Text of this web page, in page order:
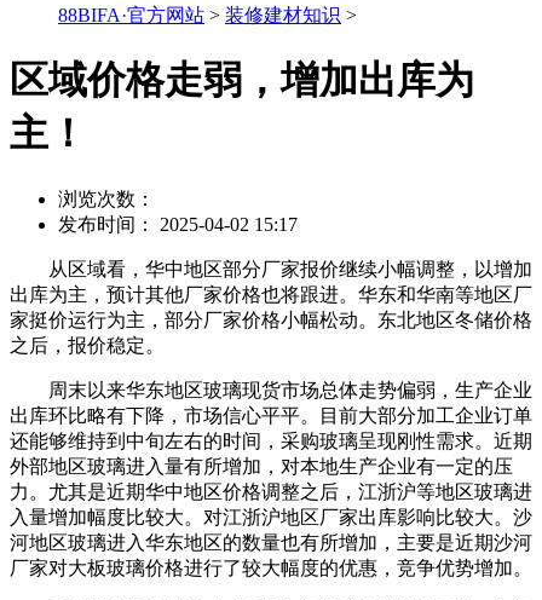
88BIFA·官方网站 > 装修建材知识 >
区域价格走弱，增加出库为
主！
浏览次数：
发布时间： 2025-04-02 15:17
从区域看，华中地区部分厂家报价继续小幅调整，以增加
出库为主，预计其他厂家价格也将跟进。华东和华南等地区厂
家挺价运行为主，部分厂家价格小幅松动。东北地区冬储价格
之后，报价稳定。
周末以来华东地区玻璃现货市场总体走势偏弱，生产企业
出库环比略有下降，市场信心平平。目前大部分加工企业订单
还能够维持到中旬左右的时间，采购玻璃呈现刚性需求。近期
外部地区玻璃进入量有所增加，对本地生产企业有一定的压
力。尤其是近期华中地区价格调整之后，江浙沪等地区玻璃进
入量增加幅度比较大。对江浙沪地区厂家出库影响比较大。沙
河地区玻璃进入华东地区的数量也有所增加，主要是近期沙河
厂家对大板玻璃价格进行了较大幅度的优惠，竞争优势增加。